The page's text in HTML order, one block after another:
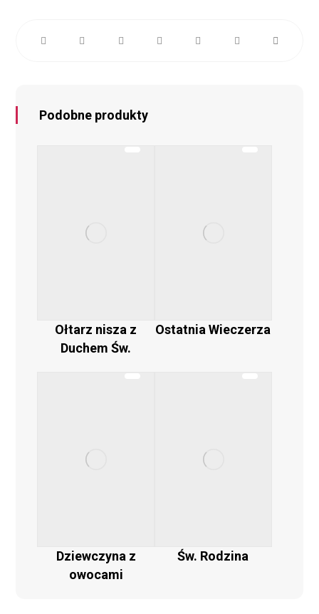
Podobne produkty
Ołtarz nisza z
Duchem Św.
Ostatnia Wieczerza
Dziewczyna z
owocami
Św. Rodzina